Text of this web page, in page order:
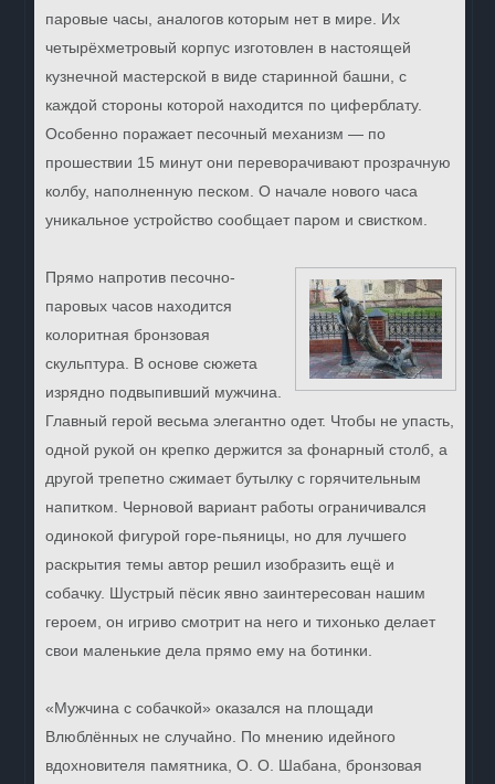
паровые часы, аналогов которым нет в мире. Их
четырёхметровый корпус изготовлен в настоящей
кузнечной мастерской в виде старинной башни, с
каждой стороны которой находится по циферблату.
Особенно поражает песочный механизм — по
прошествии 15 минут они переворачивают прозрачную
колбу, наполненную песком. О начале нового часа
уникальное устройство сообщает паром и свистком.
Прямо напротив песочно-
паровых часов находится
колоритная бронзовая
скульптура. В основе сюжета
изрядно подвыпивший мужчина.
Главный герой весьма элегантно одет. Чтобы не упасть,
одной рукой он крепко держится за фонарный столб, а
другой трепетно сжимает бутылку с горячительным
напитком. Черновой вариант работы ограничивался
одинокой фигурой горе-пьяницы, но для лучшего
раскрытия темы автор решил изобразить ещё и
собачку. Шустрый пёсик явно заинтересован нашим
героем, он игриво смотрит на него и тихонько делает
свои маленькие дела прямо ему на ботинки.
«Мужчина с собачкой» оказался на площади
Влюблённых не случайно. По мнению идейного
вдохновителя памятника, О. О. Шабана, бронзовая